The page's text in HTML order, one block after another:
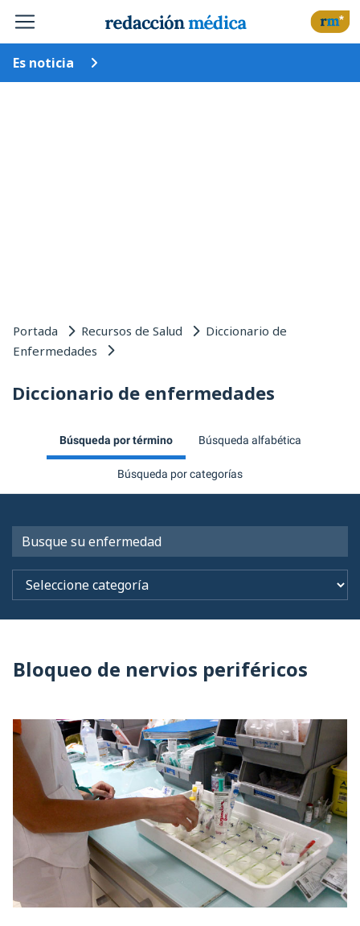
Es noticia
Portada Recursos de Salud Diccionario de
Enfermedades
Diccionario de enfermedades
Búsqueda por término Búsqueda alfabética
Búsqueda por categorías
Bloqueo de nervios periféricos